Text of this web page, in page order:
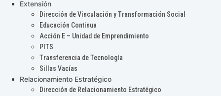
Extensión
Dirección de Vinculación y Transformación Social
Educación Continua
Acción E – Unidad de Emprendimiento
PITS
Transferencia de Tecnología
Sillas Vacías
Relacionamiento Estratégico
Dirección de Relacionamiento Estratégico